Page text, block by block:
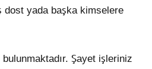
dost yada başka kimselere
Şayet işleriniz